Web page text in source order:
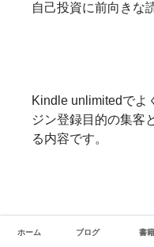
自己投資に前向きな
Kindle unlimitedでよ
ジン登録目的の集客
る内容です。
同様の考え方で、ブ
ホーム ブログ 書籍